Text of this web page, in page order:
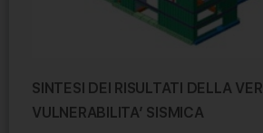
SINTESI DEI RISULTATI DELLA
VULNERABILITA’ SISMICA